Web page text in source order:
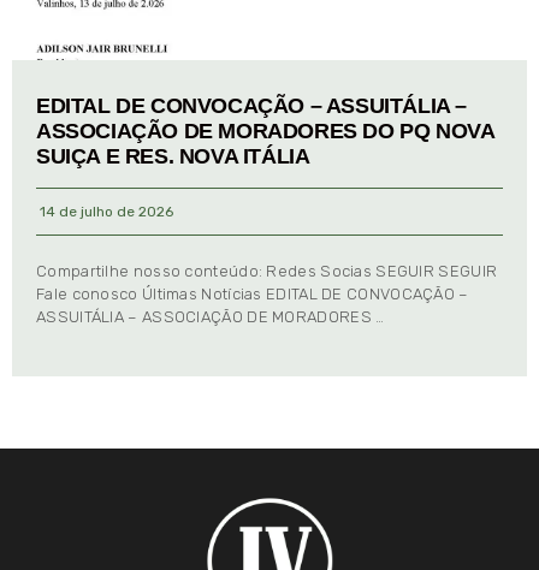
EDITAL DE CONVOCAÇÃO – ASSUITÁLIA –
ASSOCIAÇÃO DE MORADORES DO PQ NOVA
SUIÇA E RES. NOVA ITÁLIA
14 de julho de 2026
Compartilhe nosso conteúdo: Redes Socias SEGUIR SEGUIR
Fale conosco Últimas Notícias EDITAL DE CONVOCAÇÃO –
ASSUITÁLIA – ASSOCIAÇÃO DE MORADORES …